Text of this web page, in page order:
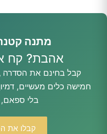
מתנה
אהבת? קח
חמישה כלים מעשיים,
בלי ספאם,
קבלו את